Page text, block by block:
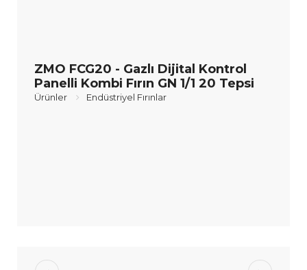
ZMO FCG20 - Gazlı Dijital Kontrol
Panelli Kombi Fırın GN 1/1 20 Tepsi
Ürünler Endüstriyel Fırınlar